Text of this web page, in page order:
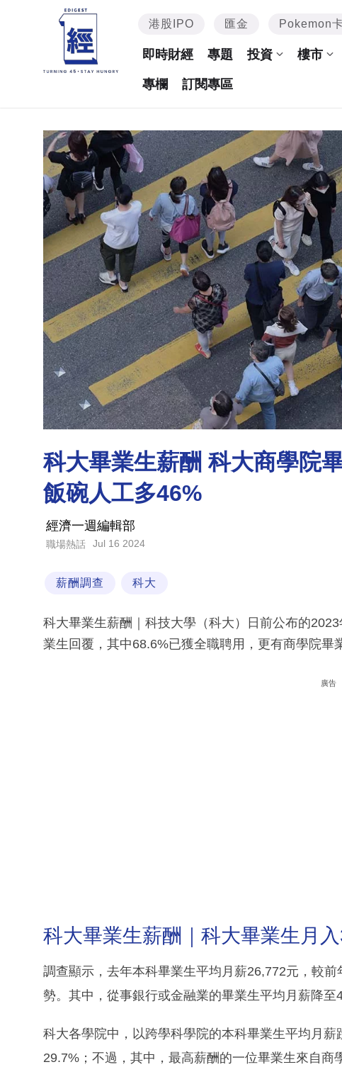
港股IPO 匯金 Pokemon
即時財經 專題 投資 樓市
專欄 訂閱專區
科大畢業生薪酬 科大商學院
飯碗人工多46%
經濟一週編輯部
職場熱話 Jul 16 2024
薪酬調查 科大
科大畢業生薪酬｜科技大學（科大）日前公布的
業生回覆，其中68.6%已獲全職聘用，更有商學院畢
廣告
科大畢業生薪酬｜科大畢業生月
調查顯示，去年本科畢業生平均月薪26,772元，較
勢。其中，從事銀行或金融業的畢業生平均月薪降至
科大各學院中，以跨學科學院的本科畢業生平均月
29.7%；不過，其中，最高薪酬的一位畢業生來自商